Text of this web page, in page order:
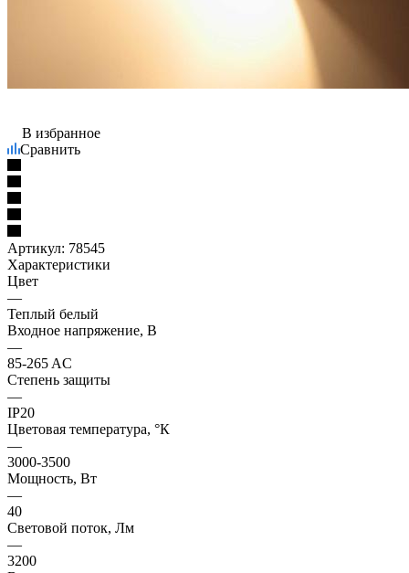
В избранное
Сравнить
Артикул: 78545
Характеристики
Цвет
—
Теплый белый
Входное напряжение, В
—
85-265 AC
Степень защиты
—
IP20
Цветовая температура, °К
—
3000-3500
Мощность, Вт
—
40
Световой поток, Лм
—
3200